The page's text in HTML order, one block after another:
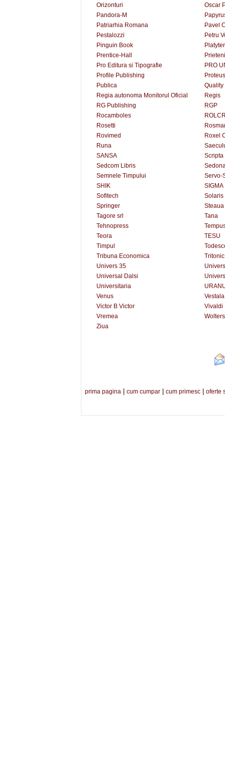
Orizonturi
Oscar
Pandora-M
Patriarhia Romana
Pavel
Pestalozzi
Petru
Pinguin Book
Prentice-Hall
Pro Editura si Tipografie
PRO
Profile Publishing
Proteus
Publica
Quality
Regia autonoma Monitorul Oficial
Regis
RG Publishing
RGP
Rocamboles
Rosetti
Rovimed
Roxel
Runa
SANSA
Scripta
Sedcom Libris
Semnele Timpului
Servo-
SHIK
SIGMA
Sofitech
Solaris
Springer
Tagore srl
Tana
Tehnopress
Teora
TESU
Timpul
Tribuna Economica
Tritonic
Univers 35
Universal Dalsi
Universitaria
Venus
Vestala
Victor B Victor
Vivaldi
Vremea
Ziua
prima pagina cum cumpar cum primesc oferte